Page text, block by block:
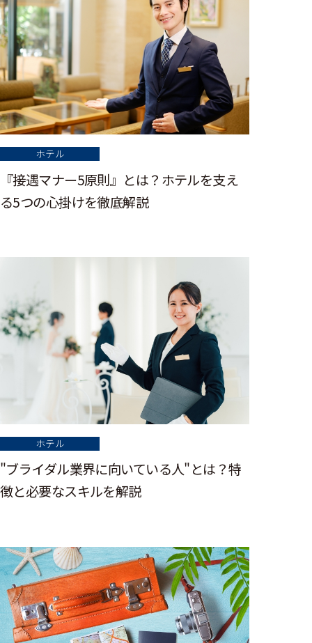
ホテル
『接遇マナー5原則』とは？ホテルを支え
る5つの心掛けを徹底解説
ホテル
"ブライダル業界に向いている人"とは？特
徴と必要なスキルを解説